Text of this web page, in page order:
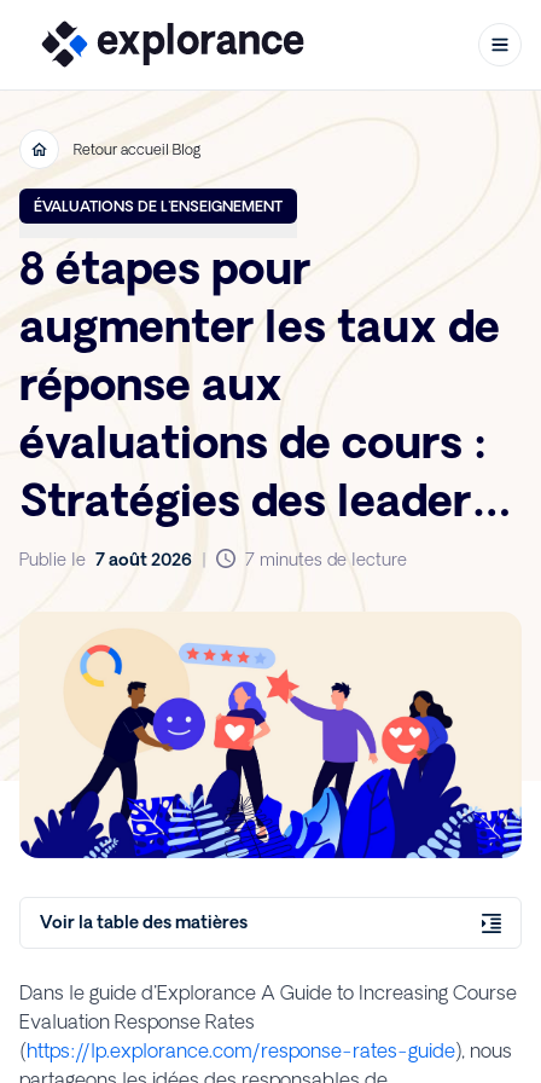
Aller au contenu
Retour accueil Blog
ÉVALUATIONS DE L'ENSEIGNEMENT
8 étapes pour
augmenter les taux de
réponse aux
évaluations de cours :
Stratégies des leaders
de l'enseignement
supérieur
Publie le 7 août 2026 7 minutes de lecture
Voir la table des matières
Dans le guide d'Explorance A Guide to Increasing Course
Evaluation Response Rates
(https://lp.explorance.com/response-rates-guide), nous